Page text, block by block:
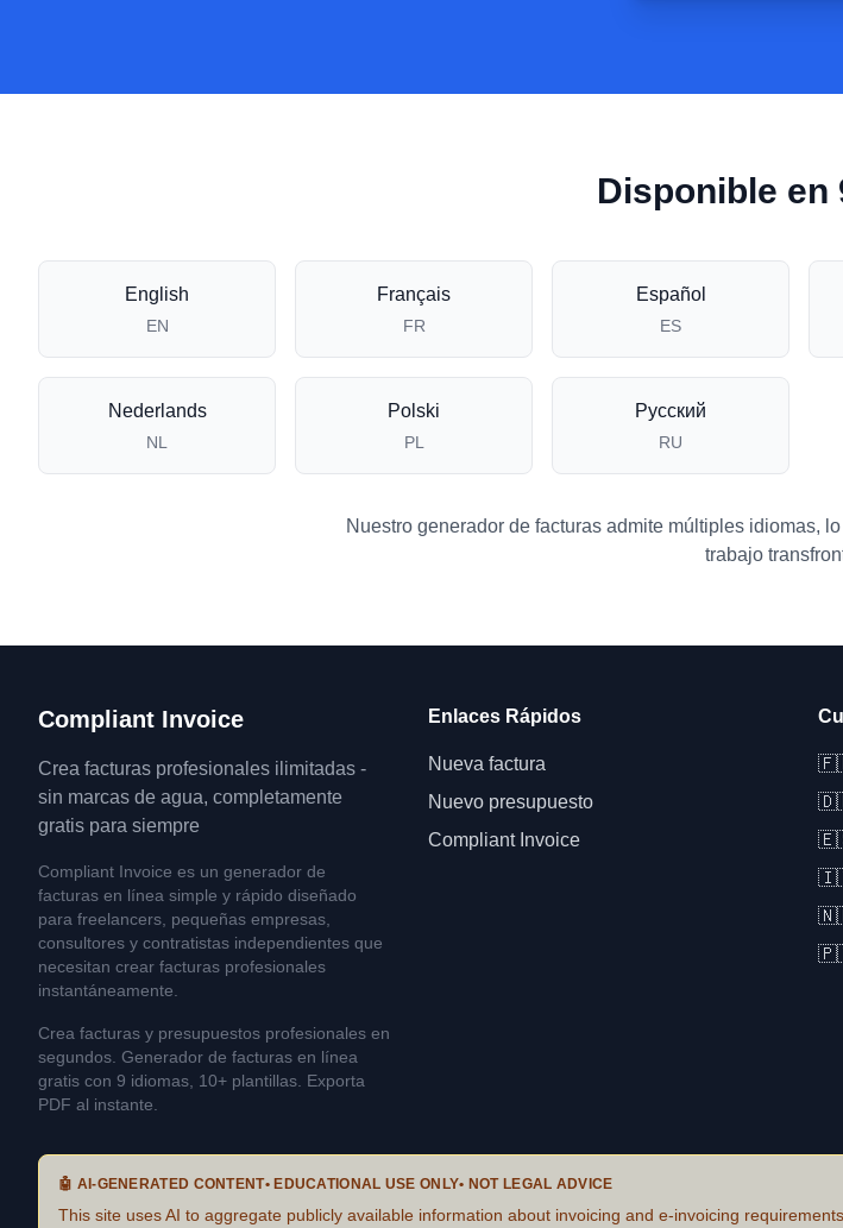
Disponible en
English
EN
Français
FR
Español
ES
Nederlands
NL
Polski
PL
Русский
RU
Nuestro generador de facturas admite múltiples idiomas,
trabajo
Compliant Invoice
Crea facturas profesionales ilimitadas -
sin marcas de agua, completamente
gratis para siempre
Compliant Invoice es un generador de
facturas en línea simple y rápido diseñado
para freelancers, pequeñas empresas,
consultores y contratistas independientes que
necesitan crear facturas profesionales
instantáneamente.
Crea facturas y presupuestos profesionales en
segundos. Generador de facturas en línea
gratis con 9 idiomas, 10+ plantillas. Exporta
PDF al instante.
Enlaces Rápidos
Nueva factura
Nuevo presupuesto
Compliant Invoice
🤖 AI-GENERATED CONTENT• EDUCATIONAL USE ONLY• NOT LEGAL ADVICE
This site uses AI to aggregate publicly available information about invoicing and e-invoicing